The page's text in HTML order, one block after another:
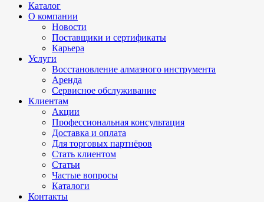
Каталог
О компании
Новости
Поставщики и сертификаты
Карьера
Услуги
Восстановление алмазного инструмента
Аренда
Сервисное обслуживание
Клиентам
Акции
Профессиональная консультация
Доставка и оплата
Для торговых партнёров
Стать клиентом
Статьи
Частые вопросы
Каталоги
Контакты